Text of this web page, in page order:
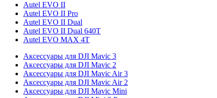
Autel EVO II
Autel EVO II Pro
Autel EVO II Dual
Autel EVO II Dual 640T
Autel EVO MAX 4T
Аксессуары для DJI Mavic 3
Аксессуары для DJI Mavic 2
Аксессуары для DJI Mavic Air 3
Аксессуары для DJI Mavic Air 2
Аксессуары для DJI Mavic Mini